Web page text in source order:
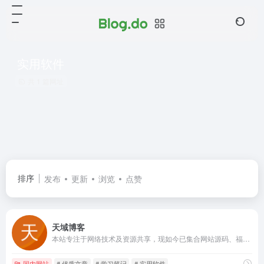
排序 发布 更新 浏览 点赞
天域博客